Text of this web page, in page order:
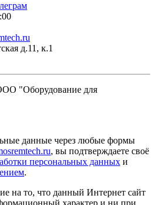
д.11, к.1
"Оборудование для
данные через любые формы
, вы подтверждаете своё
персональных данных и
.
на то, что данный Интернет сайт